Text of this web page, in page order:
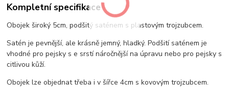
Kompletní specifikace
Obojek široký 5cm, podšitý saténem s plastovým trojzubcem.
Satén je pevnější, ale krásně jemný, hladký. Podšití saténem je
vhodné pro pejsky s e srstí náročnější na úpravu nebo pro pejsky s
citlivou kůží.
Obojek lze objednat třeba i v šířce 4cm s kovovým trojzubcem.